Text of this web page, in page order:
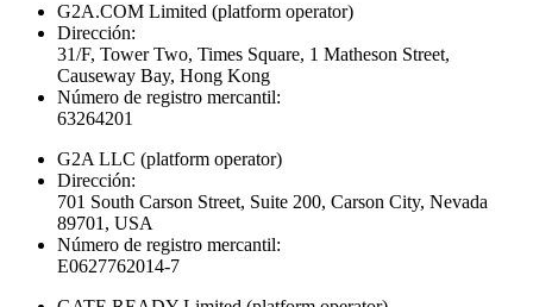
G2A.COM Limited (platform operator)
Dirección:
31/F, Tower Two, Times Square, 1 Matheson Street,
Causeway Bay, Hong Kong
Número de registro mercantil:
63264201
G2A LLC (platform operator)
Dirección:
701 South Carson Street, Suite 200, Carson City, Nevada
89701, USA
Número de registro mercantil:
E0627762014-7